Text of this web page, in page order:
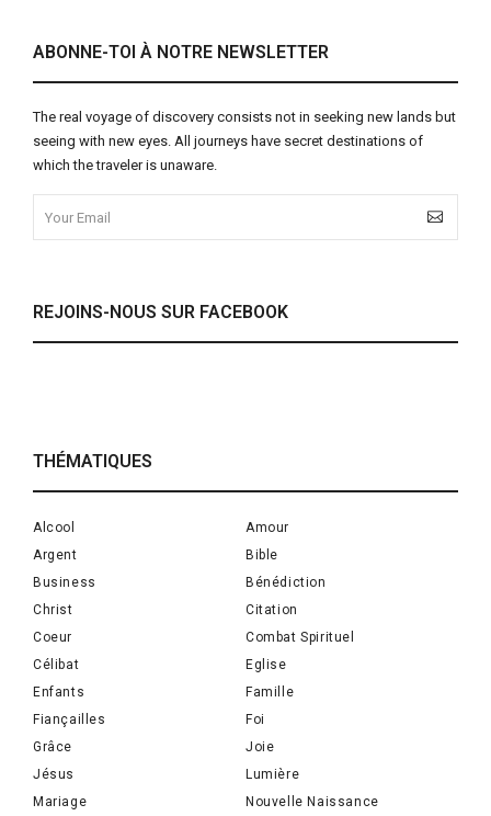
ABONNE-TOI À NOTRE NEWSLETTER
The real voyage of discovery consists not in seeking new lands but
seeing with new eyes. All journeys have secret destinations of
which the traveler is unaware.
REJOINS-NOUS SUR FACEBOOK
THÉMATIQUES
Alcool
Amour
Argent
Bible
Business
Bénédiction
Christ
Citation
Coeur
Combat Spirituel
Célibat
Eglise
Enfants
Famille
Fiançailles
Foi
Grâce
Joie
Jésus
Lumière
Mariage
Nouvelle Naissance